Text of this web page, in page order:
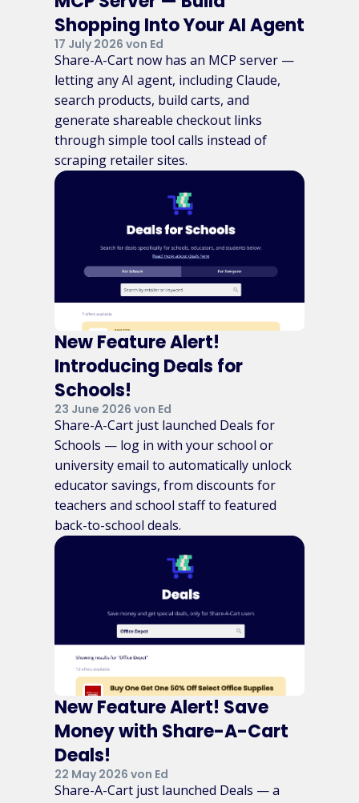
Shopping Into Your AI Agent
17 July 2026 von Ed
Share-A-Cart now has an MCP server —
letting any AI agent, including Claude,
search products, build carts, and
generate shareable checkout links
through simple tool calls instead of
scraping retailer sites.
New Feature Alert!
Introducing Deals for
Schools!
23 June 2026 von Ed
Share-A-Cart just launched Deals for
Schools — log in with your school or
university email to automatically unlock
educator savings, from discounts for
teachers and school staff to featured
back-to-school deals.
New Feature Alert! Save
Money with Share-A-Cart
Deals!
22 May 2026 von Ed
Share-A-Cart just launched Deals — a